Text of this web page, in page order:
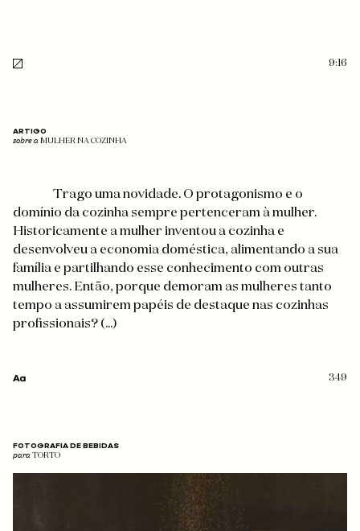
9:16
ARTIGO
sobre a MULHER NA COZINHA
Trago uma novidade. O protagonismo e o
domínio da cozinha sempre pertenceram à mulher.
Historicamente a mulher inventou a cozinha e
desenvolveu a economia doméstica, alimentando a sua
família e partilhando esse conhecimento com outras
mulheres. Então, porque demoram as mulheres tanto
tempo a assumirem papéis de destaque nas cozinhas
profissionais? (...)
349
FOTOGRAFIA DE BEBIDAS
para TORTO